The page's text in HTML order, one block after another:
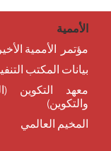
الأممية
مؤتمر الأممية الأخير
بيانات المكتب
معهد التكوين
والتكوين)
المخيم العالمي